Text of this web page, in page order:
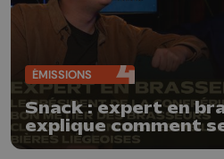
ÉMISSIONS
Snack : expert en
explique comment
parfaitement une